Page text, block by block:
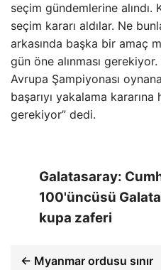
seçim gündemlerine alındı.
seçim kararı aldılar. Ne
arkasında başka bir amaç
gün öne alınması
Avrupa Şampiyonası
başarıyı yakalama kararına
gerekiyor” dedi.
Galatasaray:
100'üncüsü
kupa zaferi
← Myanmar ordusu sınır